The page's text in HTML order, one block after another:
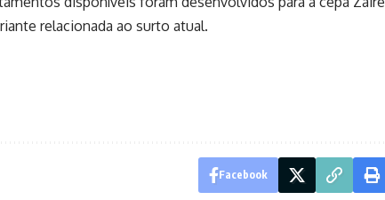
relacionada ao surto atual.
Facebook